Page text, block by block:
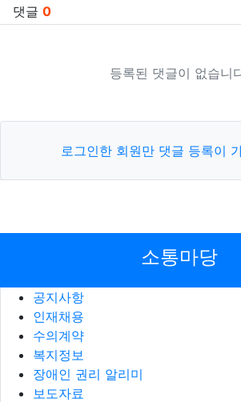
댓글 0
등록된 댓글이 없습니
로그인한 회원만 댓글 등록이
소통마당
공지사항
인재채용
수의계약
복지정보
장애인 권리 알리미
보도자료